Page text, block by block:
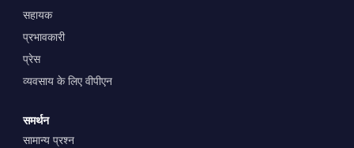
सहायक
प्रभावकारी
प्रेस
व्यवसाय के लिए वीपीएन
समर्थन
सामान्य प्रश्न